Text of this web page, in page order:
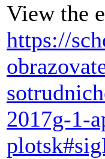
View the
https://
2017g-1-